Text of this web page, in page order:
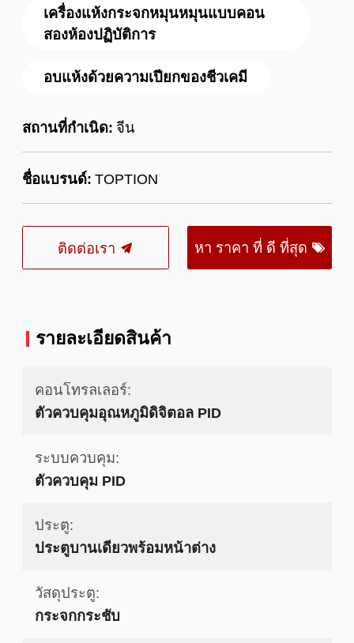
เครื่องแห้งกระจกหมุนหมุนแบบคอน
สองห้องปฏิบัติการ
อบแห้งด้วยความเปียกของชีวเคมี
สถานที่กำเนิด: จีน
ชื่อแบรนด์: TOPTION
ติดต่อเรา หา ราคา ที่ ดี ที่สุด
รายละเอียดสินค้า
คอนโทรลเลอร์:
ตัวควบคุมอุณหภูมิดิจิตอล PID
ระบบควบคุม:
ตัวควบคุม PID
ประตู:
ประตูบานเดียวพร้อมหน้าต่าง
วัสดุประตู:
กระจกกระชับ